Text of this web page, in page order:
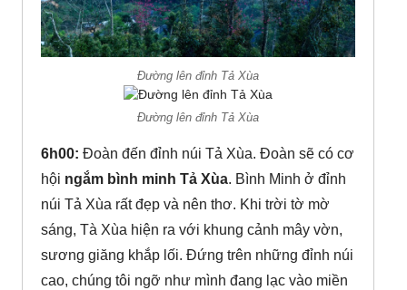
Đường lên đỉnh Tả Xùa
Đường lên đỉnh Tả Xùa
6h00: Đoàn đến đỉnh núi Tả Xùa. Đoàn sẽ có cơ
hội ngắm bình minh Tả Xùa. Bình Minh ở đỉnh
núi Tả Xùa rất đẹp và nên thơ. Khi trời tờ mờ
sáng, Tà Xùa hiện ra với khung cảnh mây vờn,
sương giăng khắp lối. Đứng trên những đỉnh núi
cao, chúng tôi ngỡ như mình đang lạc vào miền